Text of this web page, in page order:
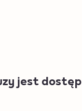
jest